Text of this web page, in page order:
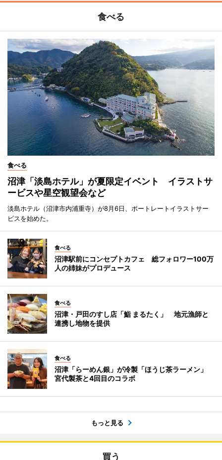
食べる
食べる
沼津「淡島ホテル」が夏限定イベント イラストサ
ービスや星空観望会など
淡島ホテル（沼津市内浦重寺）が8月6日、ポートレートイラストサー
ビスを始めた。
食べる
沼津駅前にコンセプトカフェ 総フォロワー100万
人の姉妹がプロデュース
食べる
沼津・戸田のすし店「鮨 まるたく」 地元漁師と
連携し地物を提供
食べる
沼津「らーめん銀」が冷製「ほうじ茶ラーメン」
宮代製茶と4回目のコラボ
もっと見る
買う